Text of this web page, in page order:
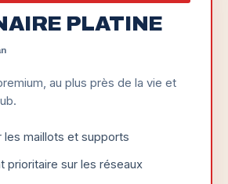
PLATINE
au plus près de la vie et
les maillots et supports
prioritaire sur les réseaux